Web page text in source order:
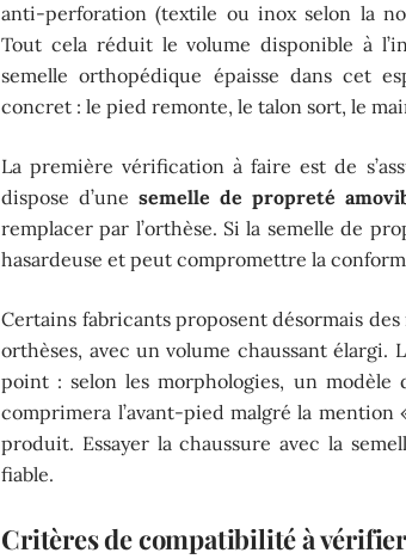
anti-perforation (textile ou inox selon la
Tout cela réduit le volume disponible à
semelle orthopédique épaisse dans cet
concret : le pied remonte, le talon sort, le
La première vérification à faire est de
dispose d’unesemelle de propreté
remplacer par l’orthèse. Si la semelle de
hasardeuse et peut compromettre la
Certains fabricants proposent désormais
orthèses, avec un volume chaussant
point : selon les morphologies, un modèle
comprimera l’avant-pied malgré la mention
produit. Essayer la chaussure avec la
fiable.
Critères de compatibilité à vérifier